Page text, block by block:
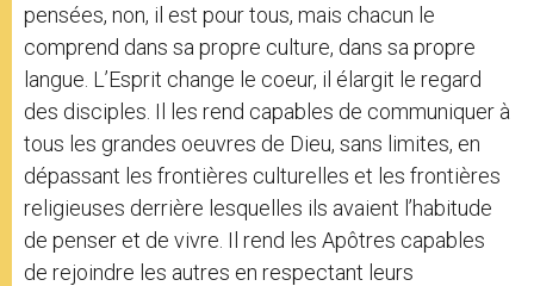
pensées, non, il est pour tous, mais chacun le
comprend dans sa propre culture, dans sa propre
langue. L’Esprit change le coeur, il élargit le regard
des disciples. Il les rend capables de communiquer à
tous les grandes oeuvres de Dieu, sans limites, en
dépassant les frontières culturelles et les frontières
religieuses derrière lesquelles ils avaient l’habitude
de penser et de vivre. Il rend les Apôtres capables
de rejoindre les autres en respectant leurs